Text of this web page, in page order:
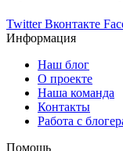
TwitterВконтакте
Информация
Наш блог
О проекте
Наша команда
Контакты
Работа с
Помощь